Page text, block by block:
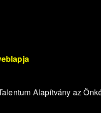
Alapítvány az